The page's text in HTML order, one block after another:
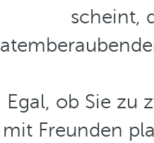
scheint,
Egal, ob Sie zu
mit Freunden